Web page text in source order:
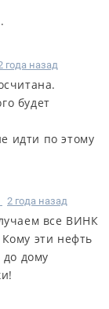
года назад
будет
идти по этому
2 года назад
все ВИНК
эти нефть
дому